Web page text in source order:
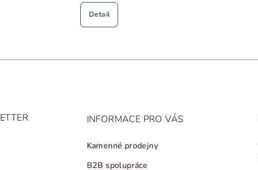
Detail
INFORMACE PRO VÁS
Kamenné prodejny
B2B spolupráce